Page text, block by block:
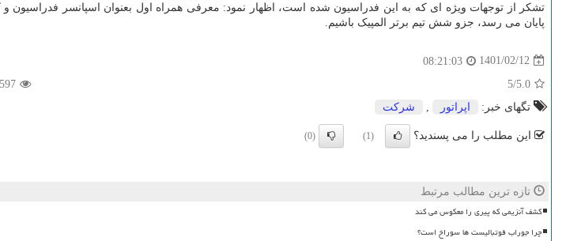
تشکر از توجهات ویژه ای که به این فدراسیون شده است، اظهار نمود: معرفی همراه اول بعنوان اسپانسر فدراسیون و
پایان می رسد، جزو شش تیم برتر المپیک باشیم.
1401/02/12
08:21:03
5.0
/5
597
تگهای خبر:
اپراتور شركت
این مطلب را می پسندید؟ (1)
(0)
تازه ترین مطالب مرتبط
کشف آنزیمی که پیری را معکوس می کند
چرا جوراب فوتبالیست ها سوراخ است؟